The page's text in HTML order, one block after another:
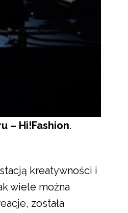
– Hi!Fashion.
kreatywności i
wiele można
została